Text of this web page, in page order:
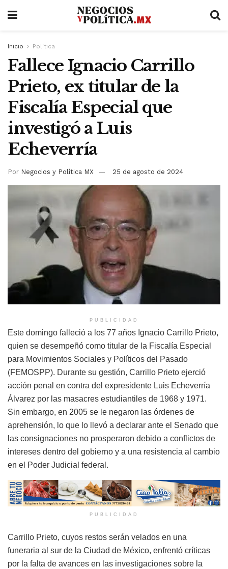
Inicio Política
Fallece Ignacio Carrillo
Prieto, ex titular de la
Fiscalía Especial que
investigó a Luis
Echeverría
Por Negocios y Política MX 25 de agosto de 2024
PUBLICIDAD
Este domingo falleció a los 77 años Ignacio Carrillo Prieto,
quien se desempeñó como titular de la Fiscalía Especial
para Movimientos Sociales y Políticos del Pasado
(FEMOSPP). Durante su gestión, Carrillo Prieto ejerció
acción penal en contra del expresidente Luis Echeverría
Álvarez por las masacres estudiantiles de 1968 y 1971.
Sin embargo, en 2005 se le negaron las órdenes de
aprehensión, lo que lo llevó a declarar ante el Senado que
las consignaciones no prosperaron debido a conflictos de
intereses dentro del gobierno y a una resistencia al cambio
en el Poder Judicial federal.
PUBLICIDAD
Carrillo Prieto, cuyos restos serán velados en una
funeraria al sur de la Ciudad de México, enfrentó críticas
por la falta de avances en las investigaciones sobre la